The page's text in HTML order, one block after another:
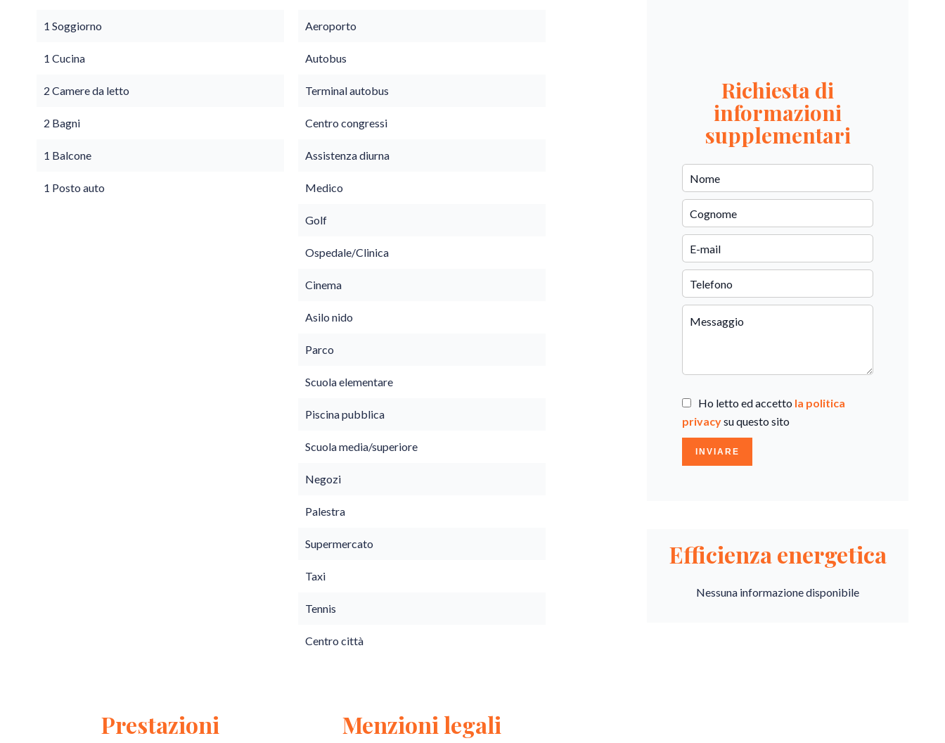
1 Soggiorno
1 Cucina
2 Camere da letto
2 Bagni
1 Balcone
1 Posto auto
Aeroporto
Autobus
Terminal autobus
Centro congressi
Assistenza diurna
Medico
Golf
Ospedale/Clinica
Cinema
Asilo nido
Parco
Scuola elementare
Piscina pubblica
Scuola media/superiore
Negozi
Palestra
Supermercato
Taxi
Tennis
Centro città
Prestazioni Menzioni legali
Richiesta di
informazioni
supplementari
Ho letto ed accetto la politica
privacysu questo sito
INVIARE
Efficienza energetica
Nessuna informazione disponibile